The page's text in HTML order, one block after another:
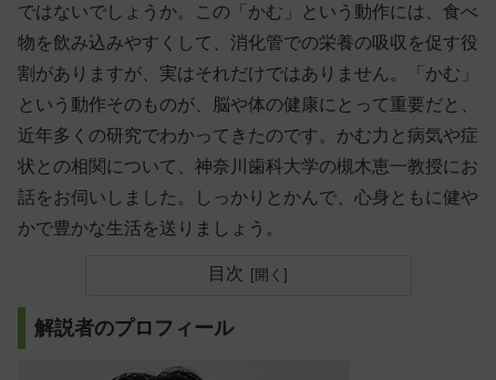
ではないでしょうか。この「かむ」という動作には、食べ
物を飲み込みやすくして、消化管での栄養の吸収を促す役
割がありますが、実はそれだけではありません。「かむ」
という動作そのものが、脳や体の健康にとって重要だと、
近年多くの研究でわかってきたのです。かむ力と病気や症
状との相関について、神奈川歯科大学の槻木恵一教授にお
話をお伺いしました。しっかりとかんで、心身ともに健や
かで豊かな生活を送りましょう。
目次
解説者のプロフィール